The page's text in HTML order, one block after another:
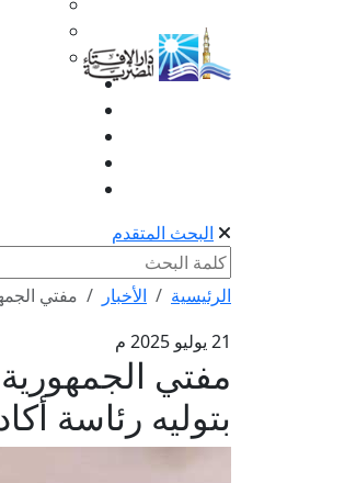
البحث المتقدم
الرئيسية الأخبار
مفتي
21 يوليو 2025 م
مفتي
بتوليه رئاسة